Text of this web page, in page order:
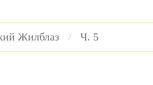
Жилблаз Ч. 5